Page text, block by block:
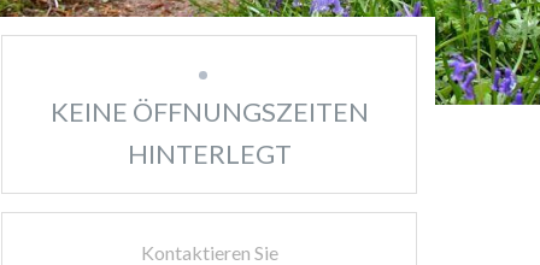
KEINE ÖFFNUNGSZEITEN
HINTERLEGT
Kontaktieren Sie